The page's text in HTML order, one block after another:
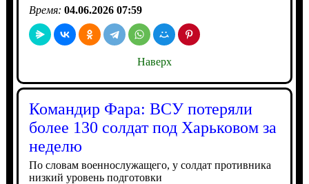
Время: 04.06.2026 07:59
Наверх
Командир Фара: ВСУ потеряли
более 130 солдат под Харьковом за
неделю
По словам военнослужащего, у солдат противника
низкий уровень подготовки